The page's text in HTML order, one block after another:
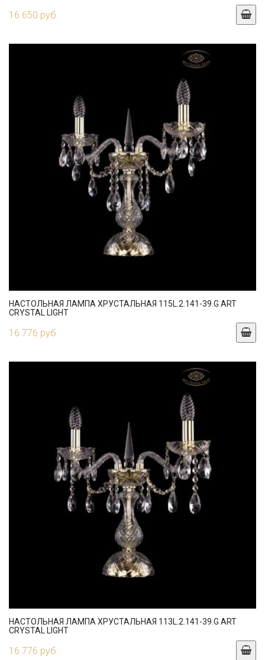
16 650 руб.
НАСТОЛЬНАЯ ЛАМПА ХРУСТАЛЬНАЯ 115L.2.141-39.G ART
CRYSTAL LIGHT
16 776 руб.
НАСТОЛЬНАЯ ЛАМПА ХРУСТАЛЬНАЯ 113L.2.141-39.G ART
CRYSTAL LIGHT
16 776 руб.